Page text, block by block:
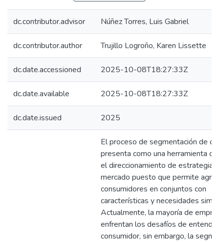
dc.contributor.advisor Núñez Torres, Luis Gabriel
dc.contributor.author Trujillo Logroño, Karen Lissette
dc.date.accessioned 2025-10-08T18:27:33Z
dc.date.available 2025-10-08T18:27:33Z
dc.date.issued 2025
El proceso de segmentación de
presenta como una herramienta
el direccionamiento de
mercado puesto que permite
consumidores en conjuntos con
características y necesidades
Actualmente, la mayoría de
enfrentan los desafíos de
consumidor, sin embargo, la